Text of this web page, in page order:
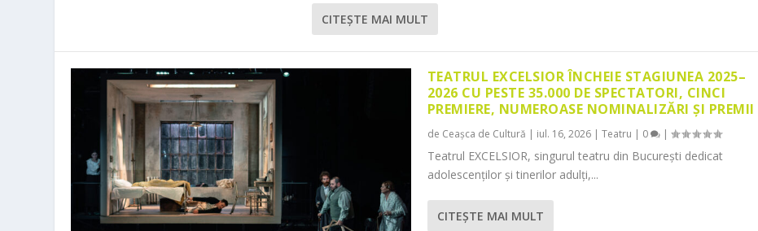
CITEŞTE MAI MULT
TEATRUL EXCELSIOR ÎNCHEIE STAGIUNEA 2025–
2026 CU PESTE 35.000 DE SPECTATORI, CINCI
PREMIERE, NUMEROASE NOMINALIZĂRI ȘI PREMII
de Ceașca de Cultură | iul. 16, 2026| Teatru | 0 |
Teatrul EXCELSIOR, singurul teatru din București dedicat
adolescenților și tinerilor adulți,...
CITEŞTE MAI MULT